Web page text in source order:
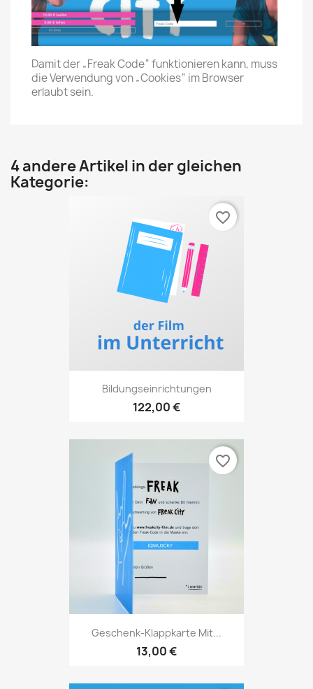
Damit der „Freak Code“ funktionieren kann, muss
die Verwendung von „Cookies“ im Browser
erlaubt sein.
4 andere Artikel in der gleichen
Kategorie:
Bildungseinrichtungen
122,00 €
favorite_border
Geschenk-Klappkarte Mit...
13,00 €
favorite_border